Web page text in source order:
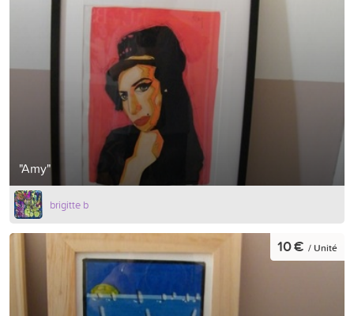
"Amy"
brigitte b
10 € / Unité